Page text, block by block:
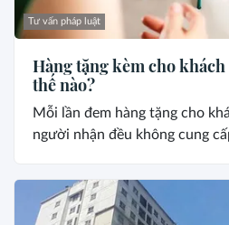
Tư vấn pháp luật
Hàng tặng kèm cho
thế nào?
Mỗi lần đem hàng tặng cho
người nhận đều không cung